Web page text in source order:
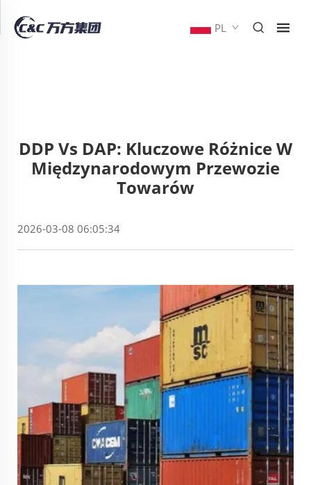
PL
DDP Vs DAP: Kluczowe Różnice W
Międzynarodowym Przewozie
Towarów
2026-03-08 06:05:34